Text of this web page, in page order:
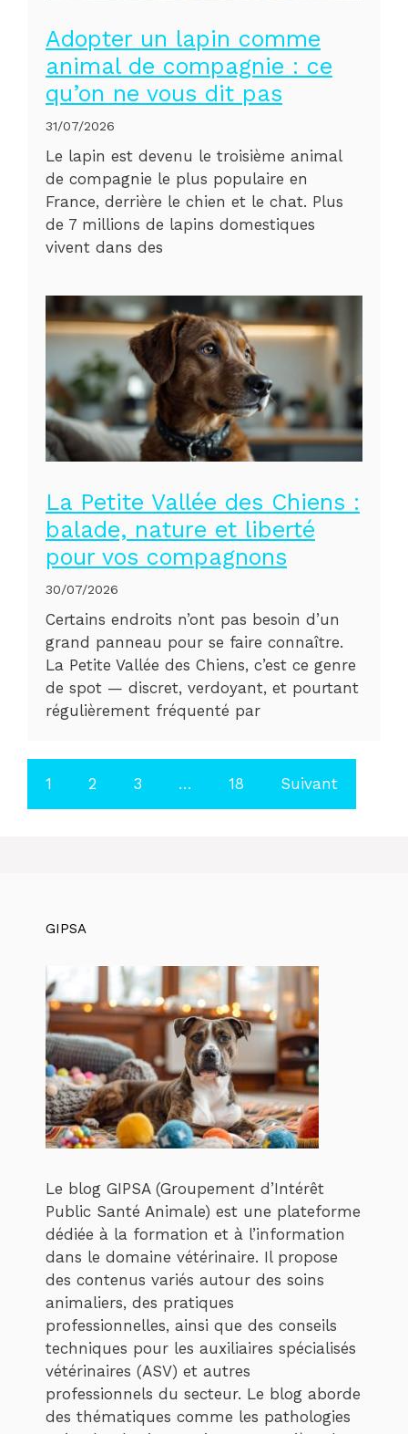
Adopter un lapin comme
animal de compagnie : ce
qu’on ne vous dit pas
31/07/2026
Le lapin est devenu le troisième animal
de compagnie le plus populaire en
France, derrière le chien et le chat. Plus
de 7 millions de lapins domestiques
vivent dans des
La Petite Vallée des Chiens :
balade, nature et liberté
pour vos compagnons
30/07/2026
Certains endroits n’ont pas besoin d’un
grand panneau pour se faire connaître.
La Petite Vallée des Chiens, c’est ce genre
de spot — discret, verdoyant, et pourtant
régulièrement fréquenté par
1 2 3 … 18 Suivant
GIPSA
Le blog GIPSA (Groupement d’Intérêt
Public Santé Animale) est une plateforme
dédiée à la formation et à l’information
dans le domaine vétérinaire. Il propose
des contenus variés autour des soins
animaliers, des pratiques
professionnelles, ainsi que des conseils
techniques pour les auxiliaires spécialisés
vétérinaires (ASV) et autres
professionnels du secteur. Le blog aborde
des thématiques comme les pathologies